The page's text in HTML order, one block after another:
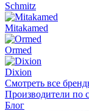
Schmitz
Mitakamed
Ormed
Dixion
Смотреть все
Производители по
Блог